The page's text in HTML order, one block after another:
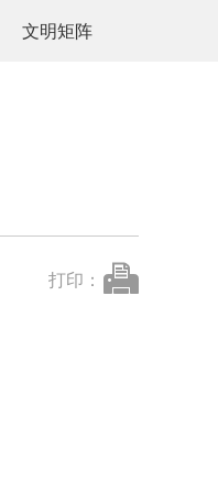
文明矩阵
打印：